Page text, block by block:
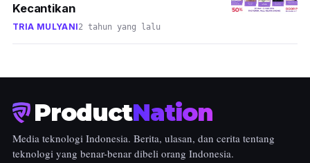
Kecantikan
TRIA MULYANI2 tahun yang lalu
ProductNation
Media teknologi Indonesia. Berita, ulasan, dan cerita tentang
teknologi yang benar-benar dibeli orang Indonesia.